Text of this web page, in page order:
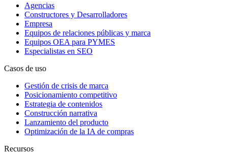
Agencias
Constructores y Desarrolladores
Empresa
Equipos de relaciones públicas y marca
Equipos OEA para PYMES
Especialistas en SEO
Casos de uso
Gestión de crisis de marca
Posicionamiento competitivo
Estrategia de contenidos
Construcción narrativa
Lanzamiento del producto
Optimización de la IA de compras
Recursos